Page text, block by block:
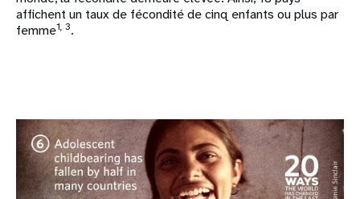
affichent un taux de fécondité de cinq enfants ou plus par
femme1, 3.